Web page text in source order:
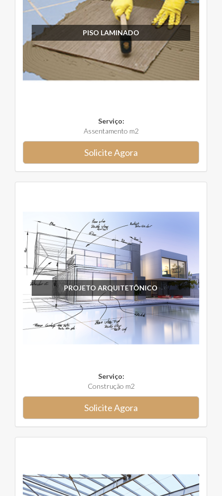
PISO LAMINADO
Serviço:
Assentamento m2
Solicite Agora
PROJETO ARQUITETÔNICO
Serviço:
Construção m2
Solicite Agora